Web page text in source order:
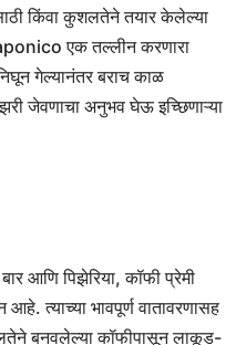
किंवा कुशलतेने तयार केलेल्या
एक तल्लीन करणारा
गेल्यानंतर बराच काळ
जेवणाचा अनुभव घेऊ इच्छिणाऱ्या
आणि पिझेरिया, कॉफी प्रेमी
त्याच्या भावपूर्ण वातावरणासह
बनवलेल्या कॉफीपासून लाकूड-